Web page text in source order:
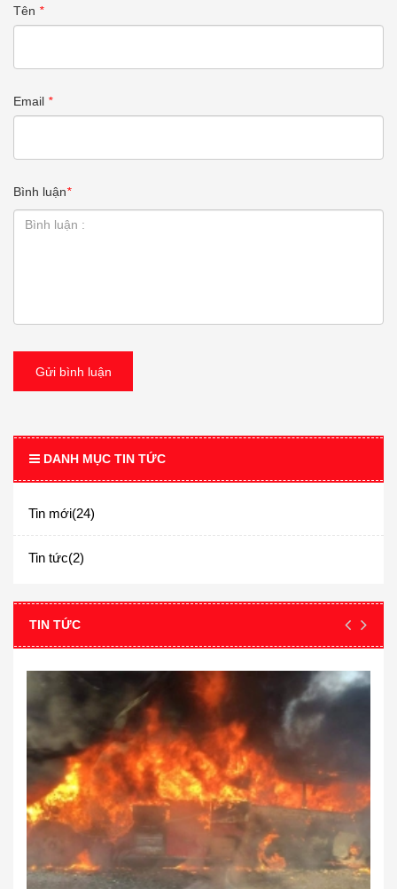
DANH MỤC TIN TỨC
Tin mới(24)
Tin tức(2)
TIN TỨC
Tên *
Email *
Bình luận*
Gửi bình luận